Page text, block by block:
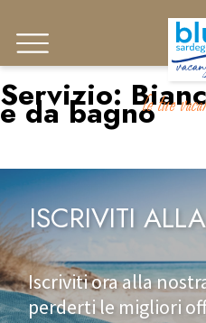
le tue
Servizio:
e da bagno
ISCRIVITI
Iscriviti ora alla
perderti le migliori